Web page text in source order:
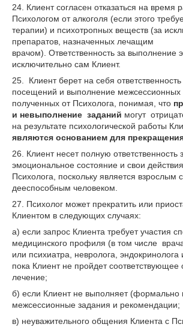
24. Клиент согласен отказаться на время
Психологом от алкоголя (если этого
терапии) и психотропных веществ (за
препаратов, назначенных лечащим
врачом). Ответственность за выполнение
исключительно сам Клиент.
25. Клиент берет на себя ответственность
посещений и выполнение межсессионных
полученных от Психолога, понимая, что
и невыполнение заданий могут
на результате психологической работы
являются основанием для
26. Клиент несет полную ответственность
эмоциональное состояние и свои
Психолога, поскольку является взрослым
дееспособным человеком.
27. Психолог может прекратить или
Клиентом в следующих случаях:
а) если запрос Клиента требует участия
медицинского профиля (в том числе
или психиатра, невролога, эндокринолога
пока Клиент не пройдет соответствующее
лечение;
б) если Клиент не выполняет (формально
межсессионные задания и рекомендации;
в) неуважительного общения Клиента с